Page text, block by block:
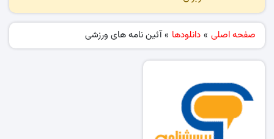
صفحه اصلی » دانلودها » آئین نامه های ورزشی